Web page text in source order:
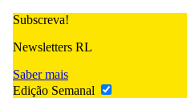
Subscreva!
Newsletters RL
Saber mais
Edição Semanal